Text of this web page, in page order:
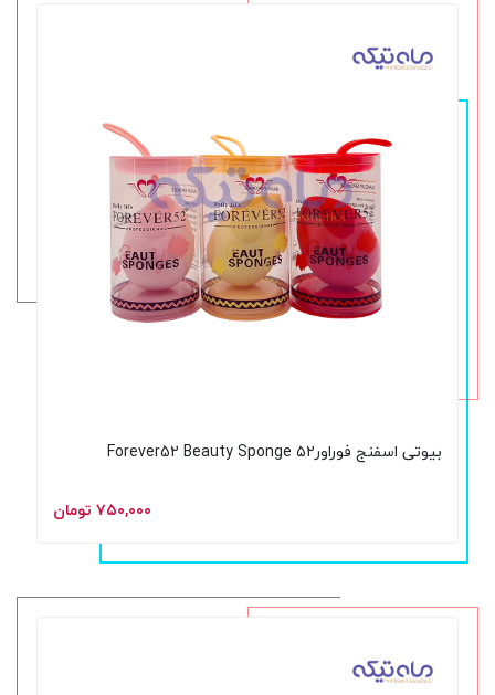
بیوتی اسفنج فوراور۵۲ Forever52 Beauty Sponge
۷۵۰,۰۰۰ تومان